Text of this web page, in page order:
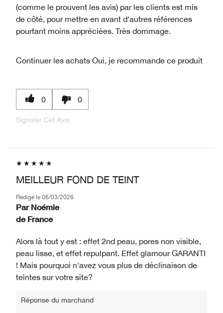
(comme le prouvent les avis) par les clients est mis
de côté, pour mettre en avant d'autres références
pourtant moins appréciées. Très dommage.
Continuer les achats Oui, je recommande ce produit
0 0
Signaler Cet Avis
MEILLEUR FOND DE TEINT
Rédigé le 06/03/2026
Par Noémie
de France
Alors là tout y est : effet 2nd peau, pores non visible,
peau lisse, et effet repulpant. Effet glamour GARANTI
! Mais pourquoi n'avez vous plus de déclinaison de
teintes sur votre site?
Réponse du marchand